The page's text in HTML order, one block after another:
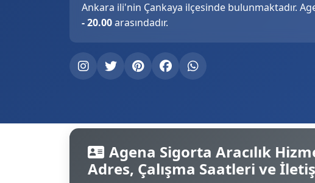
Ankara ili'nin Çankaya ilçesinde bulunmaktadır.
- 20.00arasındadır.
Agena Sigorta Aracılık
Adres, Çalışma Saatleri ve